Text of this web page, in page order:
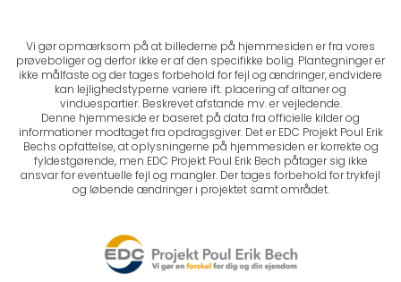
Vi gør opmærksom på at billederne på hjemmesiden er fra vores
prøveboliger og derfor ikke er af den specifikke bolig. Plantegninger er
ikke målfaste og der tages forbehold for fejl og ændringer, endvidere
kan lejlighedstyperne variere ift. placering af altaner og
vinduespartier. Beskrevet afstande mv. er vejledende.
Denne hjemmeside er baseret på data fra officielle kilder og
informationer modtaget fra opdragsgiver. Det er EDC Projekt Poul Erik
Bechs opfattelse, at oplysningerne på hjemmesiden er korrekte og
fyldestgørende, men EDC Projekt Poul Erik Bech påtager sig ikke
ansvar for eventuelle fejl og mangler. Der tages forbehold for trykfejl
og løbende ændringer i projektet samt området.